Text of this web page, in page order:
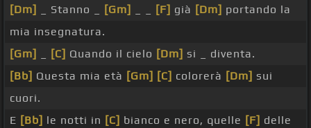
[Dm]
_ Stanno _ [Gm] [F] già [Dm] portando la
mia insegnatura.
[Gm]
[C] Quando il cielo [Dm] si _ diventa.
[Bb] Questa mia età [Gm] [C] colorerà [Dm] sui
cuori.
E [Bb] le notti in [C] bianco e nero, quelle [F] delle